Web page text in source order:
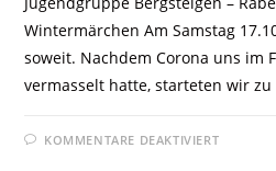
Wintermärchen Am Samstag
soweit. Nachdem Corona uns im
vermasselt hatte, starteten wir
KOMMENTARE DEAKTIVIERT